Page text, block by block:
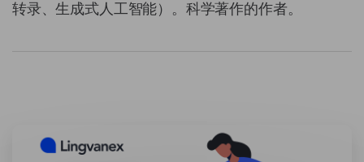
转录、生成式人工智能）。科学著作的作者。